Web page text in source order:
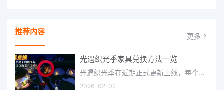
推荐内容 更多
光遇织光季家具兑换方法一览
光遇织光季在近期正式更新上线，每个季节都有着许多全新内容和资讯可以让你来体验，不少刚体验的小伙伴想要知道
2026-02-02